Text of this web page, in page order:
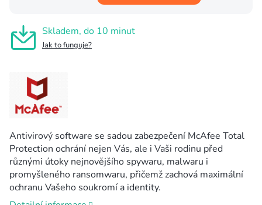
Skladem, do 10 minut
Jak to funguje?
Antivirový software se sadou zabezpečení McAfee Total
Protection ochrání nejen Vás, ale i Vaši rodinu před
různými útoky nejnovějšího spywaru, malwaru i
promyšleného ransomwaru, přičemž zachová maximální
ochranu Vašeho soukromí a identity.